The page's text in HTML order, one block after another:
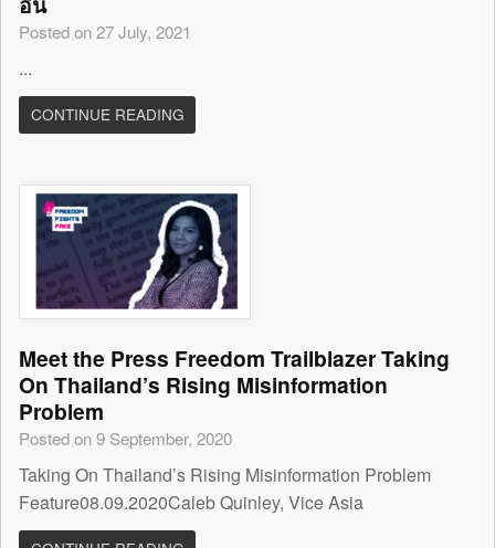
Posted on 27 July, 2021
...
CONTINUE READING
Meet the Press Freedom Trailblazer Taking
On Thailand’s Rising Misinformation
Problem
Posted on 9 September, 2020
Taking On Thailand’s Rising Misinformation Problem
Feature08.09.2020Caleb Quinley, Vice Asia